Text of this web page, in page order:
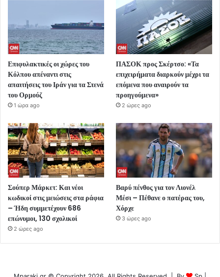
Επιφυλακτικές οι χώρες του
Κόλπου απέναντι στις
απαιτήσεις του Ιράν για τα Στενά
του Ορμούζ
1 ώρα ago
ΠΑΣΟΚ προς Σκέρτσο: «Τα
επιχειρήματα διαρκούν μέχρι τα
επόμενα που αναιρούν τα
προηγούμενα»
2 ώρες ago
Σούπερ Μάρκετ: Και νέοι
κωδικοί στις μειώσεις στα ράφια
– Ήδη συμμετέχουν 686
επώνυμοι, 130 σχολικοί
2 ώρες ago
Βαρύ πένθος για τον Λιονέλ
Μέσι – Πέθανε ο πατέρας του,
Χόρχε
3 ώρες ago